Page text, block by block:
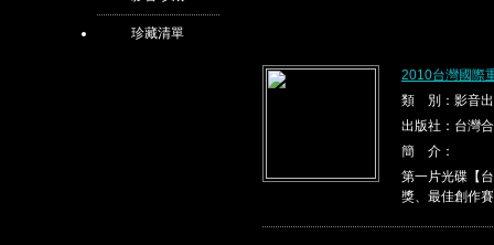
珍藏清單
2010台灣國際
類 別：影音
出版社：台灣
簡 介：
第一片光碟【
獎、最佳創作